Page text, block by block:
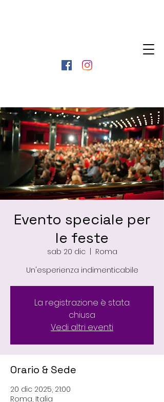
Evento speciale per
le feste
sab 20 dic
  |
Roma
Un'esperienza indimenticabile
La registrazione è stata
chiusa
Vedi altri eventi
Orario & Sede
20 dic 2025, 21:00
Roma, Italia